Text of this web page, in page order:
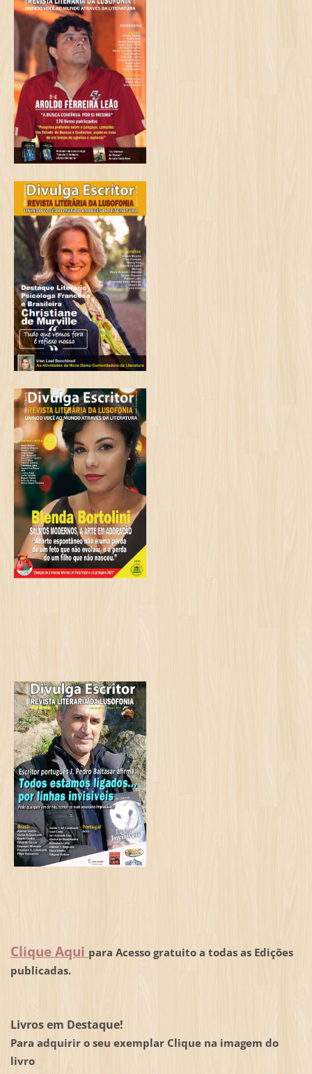
Clique Aqui para Acesso gratuito a todas as Edições
publicadas.
Livros em Destaque!
Para adquirir o seu exemplar Clique na imagem do
livro